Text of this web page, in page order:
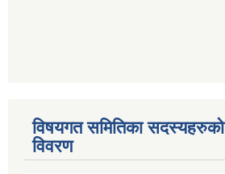
विषयगत समितिका सदस्यहरुको
विवरण